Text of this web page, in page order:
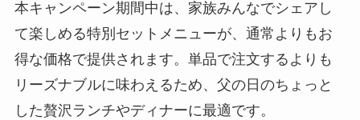
本キャンペーン期間中は、家族みんなでシェアし
て楽しめる特別セットメニューが、通常よりもお
得な価格で提供されます。単品で注文するよりも
リーズナブルに味わえるため、父の日のちょっと
した贅沢ランチやディナーに最適です。